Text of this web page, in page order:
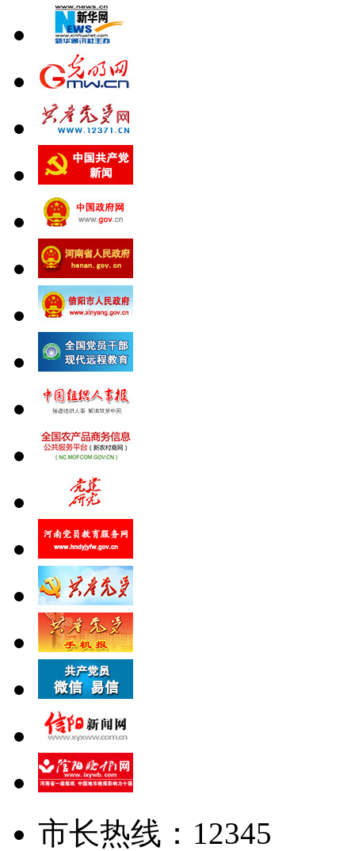
市长热线：12345